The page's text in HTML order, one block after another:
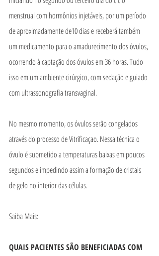
menstrual com hormônios injetáveis, por um período
de aproximadamente de10 dias e receberá também
um medicamento para o amadurecimento dos óvulos,
ocorrendo à captação dos óvulos em 36 horas. Tudo
isso em um ambiente cirúrgico, com sedação e guiado
com ultrassonografia transvaginal.
No mesmo momento, os óvulos serão congelados
através do processo de Vitrificaçao. Nessa técnica o
óvulo é submetido a temperaturas baixas em poucos
segundos e impedindo assim a formação de cristais
de gelo no interior das células.
Saiba Mais:
QUAIS PACIENTES SÃO BENEFICIADAS COM